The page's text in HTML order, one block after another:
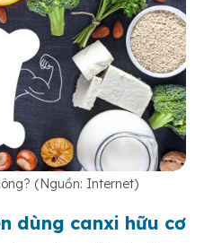
(Nguồn: Internet)
dùng canxi hữu cơ